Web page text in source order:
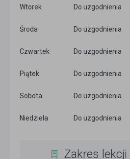
Wtorek Do uzgodnienia
Środa Do uzgodnienia
Czwartek Do uzgodnienia
Piątek Do uzgodnienia
Sobota Do uzgodnienia
Niedziela Do uzgodnienia
Zakres lekcji